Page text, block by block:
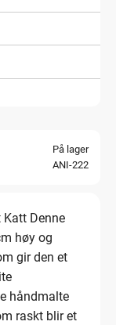
På lager
ANI-222
Denne
høy og
gir den et
håndmalte
raskt blir et